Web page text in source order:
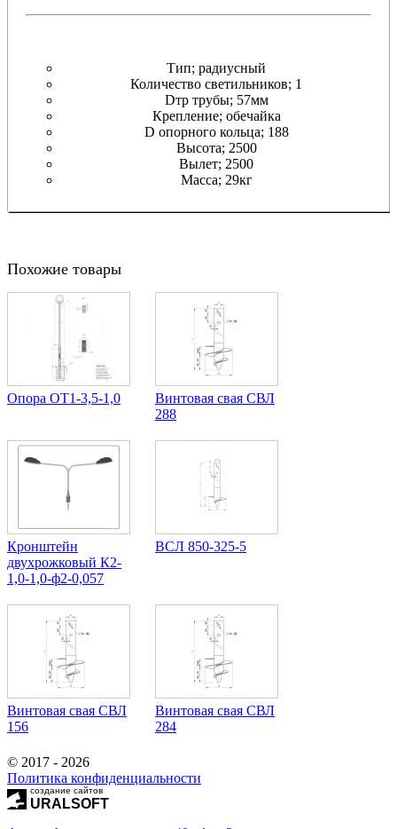
Тип; радиусный
Количество светильников; 1
Dтр трубы; 57мм
Крепление; обечайка
D опорного кольца; 188
Высота; 2500
Вылет; 2500
Масса; 29кг
Похожие товары
Опора ОТ1-3,5-1,0
Винтовая свая СВЛ
288
Кронштейн
двухрожковый К2-
1,0-1,0-ф2-0,057
ВСЛ 850-325-5
Винтовая свая СВЛ
156
Винтовая свая СВЛ
284
© 2017 - 2026
Политика конфиденциальности
создание сайтов
URALSOFT